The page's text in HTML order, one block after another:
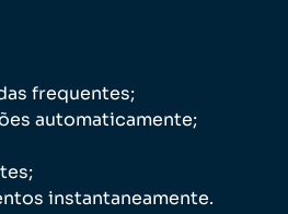
frequentes;
automaticamente;
instantaneamente.